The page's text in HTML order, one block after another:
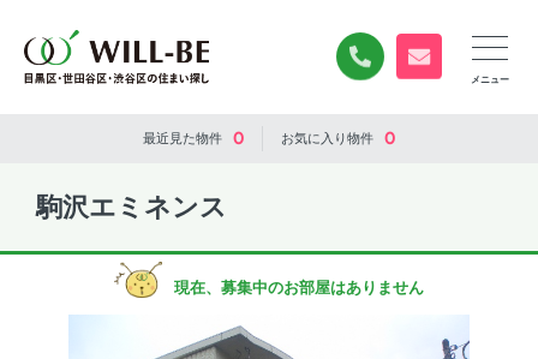
0120-840-834
無料お問い合
最近見た物件 0 お気に入り物件 0
駒沢エミネンス
現在、募集中のお部屋はありません